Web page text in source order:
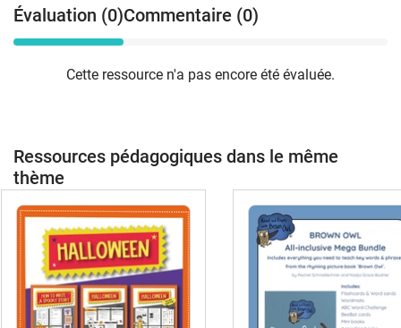
Évaluation (0)Commentaire (0)
Cette ressource n'a pas encore été évaluée.
Ressources pédagogiques dans le même
thème